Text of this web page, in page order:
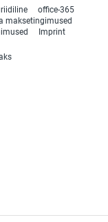
office-365
maksetingimused
Imprint